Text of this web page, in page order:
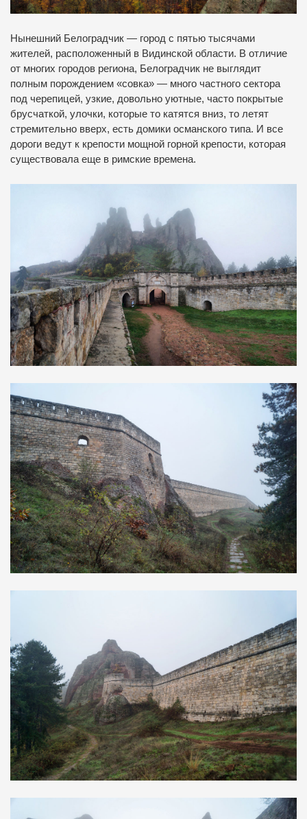
Нынешний Белоградчик — город с пятью тысячами
жителей, расположенный в Видинской области. В отличие
от многих городов региона, Белоградчик не выглядит
полным порождением «совка» — много частного сектора
под черепицей, узкие, довольно уютные, часто покрытые
брусчаткой, улочки, которые то катятся вниз, то летят
стремительно вверх, есть домики османского типа. И все
дороги ведут к крепости мощной горной крепости, которая
существовала еще в римские времена.